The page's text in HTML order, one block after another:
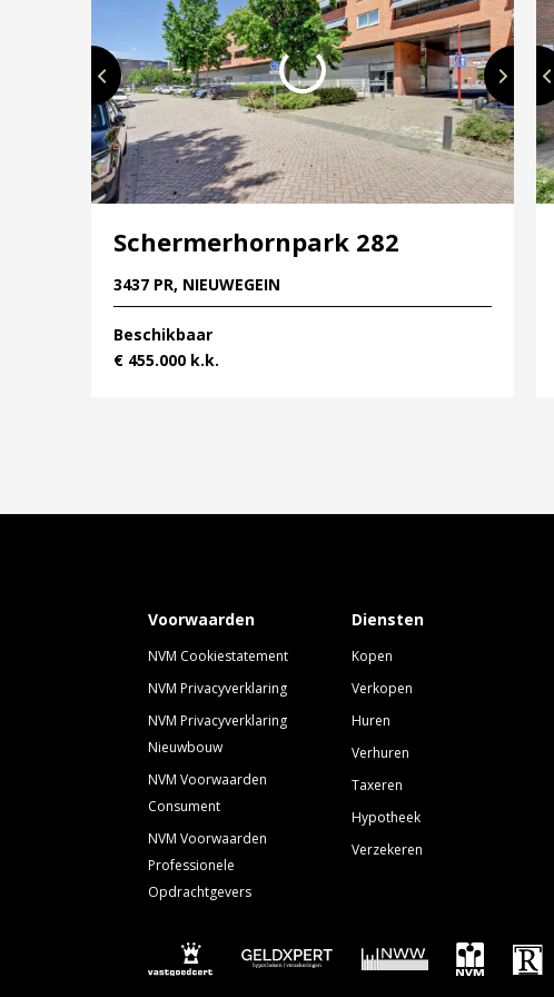
Schermerhornpark 282
3437 PR, NIEUWEGEIN
Beschikbaar
€ 455.000 k.k.
Voorwaarden
NVM Cookiestatement
NVM Privacyverklaring
NVM Privacyverklaring
Nieuwbouw
NVM Voorwaarden
Consument
NVM Voorwaarden
Professionele
Opdrachtgevers
Diensten
Kopen
Verkopen
Huren
Verhuren
Taxeren
Hypotheek
Verzekeren